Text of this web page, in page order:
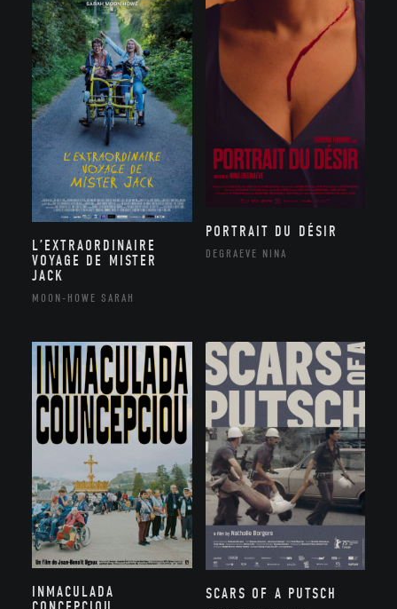
L’EXTRAORDINAIRE
VOYAGE DE MISTER
JACK
MOON-HOWE SARAH
PORTRAIT DU DÉSIR
DEGRAEVE NINA
INMACULADA
SCARS OF A PUTSCH